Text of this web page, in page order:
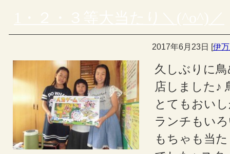
2017年6月23日 [伊
久しぶりに
店しました♪
とてもおい
ランチもい
もちゃも当